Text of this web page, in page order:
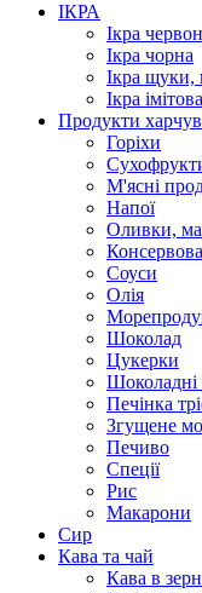
ІКРА
Ікра
Ікра чорна
Ікра щуки,
Ікра
Продукти
Горіхи
М'ясні
Напої
Оливки,
Соуси
Олія
Шоколад
Цукерки
Шоколадні
Печінка
Згущене
Печиво
Спеції
Рис
Макарони
Сир
Кава та чай
Кава в